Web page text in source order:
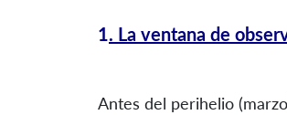
1. La ventana de
Antes del perihelio